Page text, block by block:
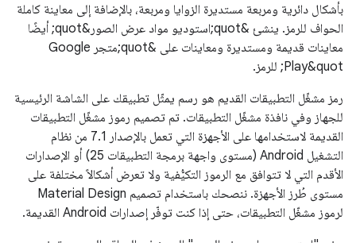
بأشكال دائرية ومربعة مستديرة الزوايا ومربعة، بالإضافة إلى معاينة كاملة
الحواف للرمز. ينشئ &quot;استوديو مواد عرض الصور&quot; أيضًا
معاينات قديمة ومستديرة ومعاينات على &quot;متجر Google
Play&quot; للرمز.
رمز مشغّل التطبيقات القديم هو رسم يمثّل تطبيقك على الشاشة الرئيسية
للجهاز وفي نافذة مشغّل التطبيقات. تم تصميم رموز مشغّل التطبيقات
القديمة لاستخدامها على الأجهزة التي تعمل بالإصدار 7.1 من نظام
التشغيل Android (مستوى واجهة برمجة التطبيقات 25) أو الإصدارات
الأقدم التي لا تتوافق مع الرموز التكيُّفية ولا تعرض أشكالاً مختلفة على
مستوى طُرز الأجهزة. ننصحك باستخدام تصميم Material Design
لرموز مشغّل التطبيقات، حتى إذا كنت توفّر إصدارات Android القديمة.